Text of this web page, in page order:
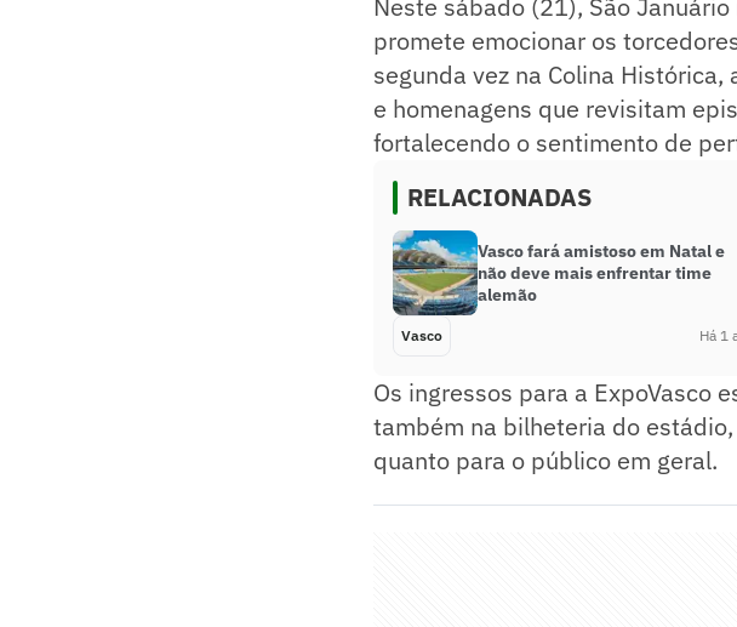
Neste sábado (21), São
promete emocionar os
segunda vez na Colina
e homenagens que revisitam
fortalecendo o sentimento de
RELACIONADAS
Vasco fará amistoso em Natal e
não deve mais enfrentar time
alemão
Vasco Há 1
Os ingressos para a ExpoVasco
também na bilheteria do
quanto para o público em geral.